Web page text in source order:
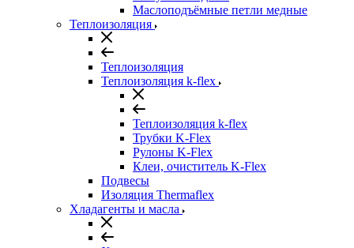
Маслоподъёмные петли медные
Теплоизоляция
Теплоизоляция
Теплоизоляция k-flex
Теплоизоляция k-flex
Трубки K-Flex
Рулоны K-Flex
Клеи, очиститель K-Flex
Подвесы
Изоляция Thermaflex
Хладагенты и масла